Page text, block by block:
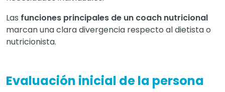
Las funciones principales de un coach nutricional
marcan una clara divergencia respecto al dietista o
nutricionista.
Evaluación inicial de la persona